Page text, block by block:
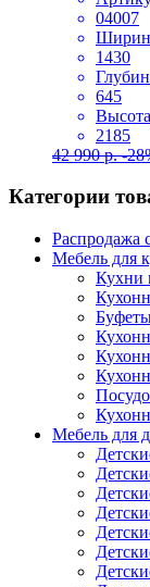
04007
1430
645
2185
42 990р. -
Категории
Распродажа
Мебель для
Кухни
Мебель для